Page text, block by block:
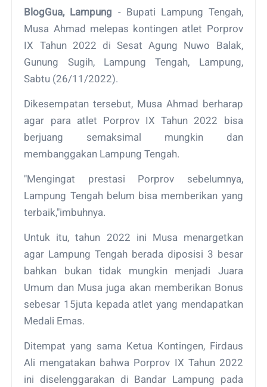
BlogGua, Lampung - Bupati Lampung Tengah,
Musa Ahmad melepas kontingen atlet Porprov
IX Tahun 2022 di Sesat Agung Nuwo Balak,
Gunung Sugih, Lampung Tengah, Lampung,
Sabtu (26/11/2022).
Dikesempatan tersebut, Musa Ahmad berharap
agar para atlet Porprov IX Tahun 2022 bisa
berjuang semaksimal mungkin dan
membanggakan Lampung Tengah.
"Mengingat prestasi Porprov sebelumnya,
Lampung Tengah belum bisa memberikan yang
terbaik,"imbuhnya.
Untuk itu, tahun 2022 ini Musa menargetkan
agar Lampung Tengah berada diposisi 3 besar
bahkan bukan tidak mungkin menjadi Juara
Umum dan Musa juga akan memberikan Bonus
sebesar 15juta kepada atlet yang mendapatkan
Medali Emas.
Ditempat yang sama Ketua Kontingen, Firdaus
Ali mengatakan bahwa Porprov IX Tahun 2022
ini diselenggarakan di Bandar Lampung pada